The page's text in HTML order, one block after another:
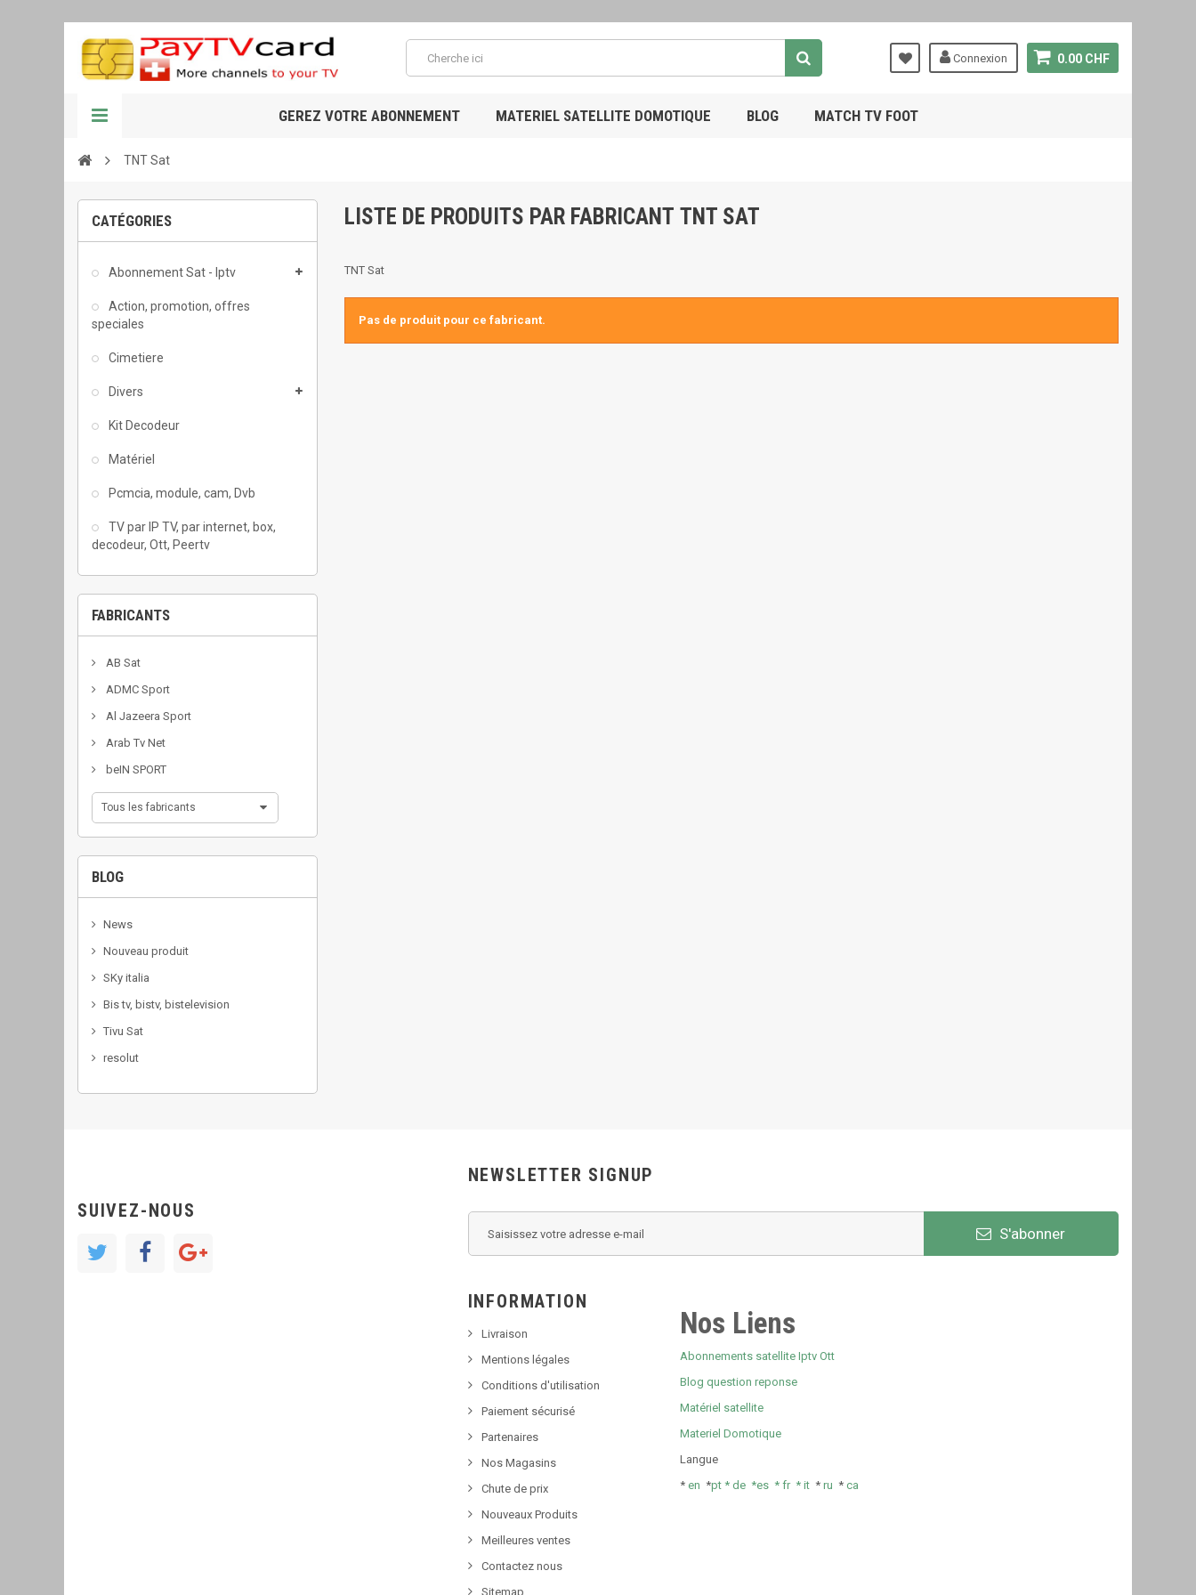
0.00 CHF
Connexion
GEREZ VOTRE ABONNEMENT MATERIEL SATELLITE DOMOTIQUE BLOG MATCH TV FOOT
TNT Sat
CATÉGORIES
Abonnement Sat - Iptv
Action, promotion, offres
speciales
Cimetiere
Divers
Kit Decodeur
Matériel
Pcmcia, module, cam, Dvb
TV par IP TV, par internet, box,
decodeur, Ott, Peertv
FABRICANTS
AB Sat
ADMC Sport
Al Jazeera Sport
Arab Tv Net
beIN SPORT
Tous les fabricants
BLOG
News
Nouveau produit
SKy italia
Bis tv, bistv, bistelevision
Tivu Sat
resolut
LISTE DE PRODUITS PAR FABRICANT TNT SAT
TNT Sat
Pas de produit pour ce fabricant.
SUIVEZ-NOUS
NEWSLETTER SIGNUP
S'abonner
INFORMATION
Livraison
Mentions légales
Conditions d'utilisation
Paiement sécurisé
Partenaires
Nos Magasins
Chute de prix
Nouveaux Produits
Meilleures ventes
Contactez nous
Sitemap
Nos Liens
Abonnements satellite Iptv Ott
Blog question reponse
Matériel satellite
Materiel Domotique
Langue
*en *pt * de *es *fr*it *ru *ca